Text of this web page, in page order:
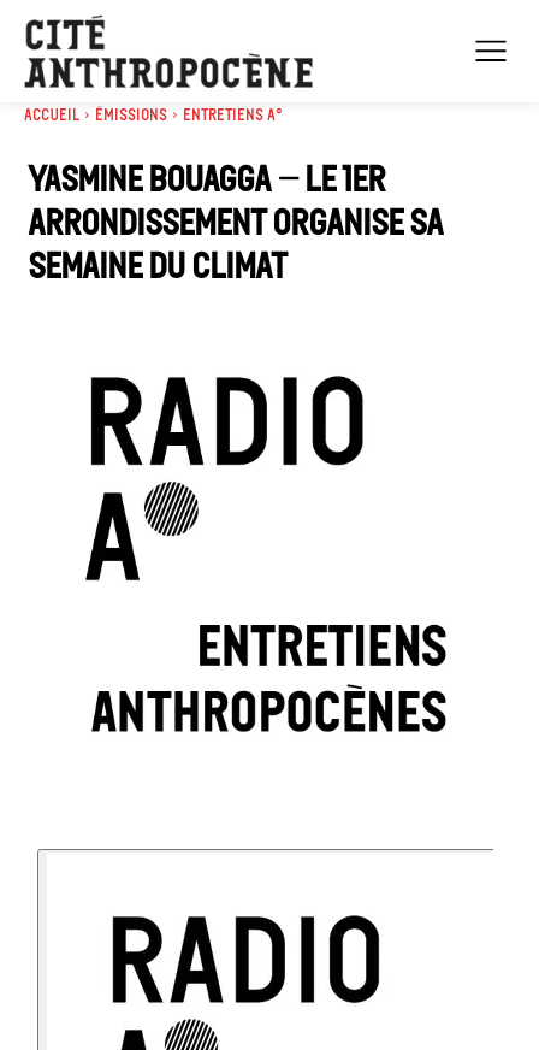
Accueil Émissions Entretiens A°
Yasmine Bouagga – le 1er
arrondissement organise sa
semaine du climat